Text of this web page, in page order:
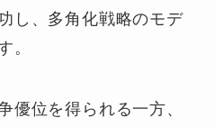
し、多角化戦略のモデ
。
優位を得られる一方、